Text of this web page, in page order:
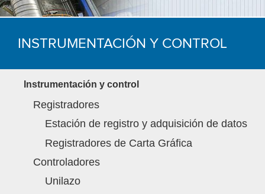
INSTRUMENTACIÓN Y CONTROL
Instrumentación y control
Registradores
Estación de registro y adquisición de datos
Registradores de Carta Gráfica
Controladores
Unilazo